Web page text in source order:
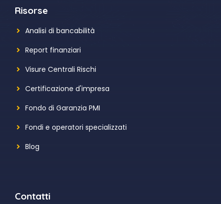
Risorse
Analisi di bancabilità
Report finanziari
Visure Centrali Rischi
Certificazione d'impresa
Fondo di Garanzia PMI
Fondi e operatori specializzati
Blog
Contatti